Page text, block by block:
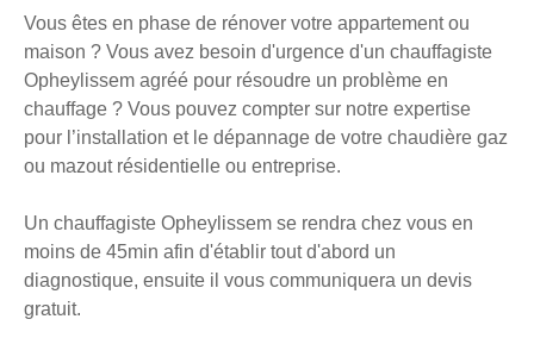
Vous êtes en phase de rénover votre appartement ou
maison ? Vous avez besoin d'urgence d'un chauffagiste
Opheylissem agréé pour résoudre un problème en
chauffage ? Vous pouvez compter sur notre expertise
pour l’installation et le dépannage de votre chaudière gaz
ou mazout résidentielle ou entreprise.
Un chauffagiste Opheylissem se rendra chez vous en
moins de 45min afin d'établir tout d'abord un
diagnostique, ensuite il vous communiquera un devis
gratuit.